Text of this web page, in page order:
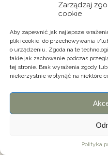
Zarządzaj
cookie
Aby zapewnić jak najlepsze
pliki cookie, do przechowywania i/
o urządzeniu. Zgoda na te
takie jak zachowanie podczas
tej stronie. Brak wyrażenia zgody
niekorzystnie wpłynąć na niektóre
Polityka